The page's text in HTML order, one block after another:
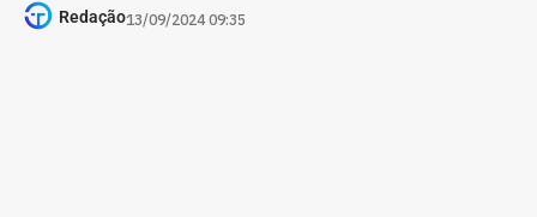
Redação13/09/2024 09:35